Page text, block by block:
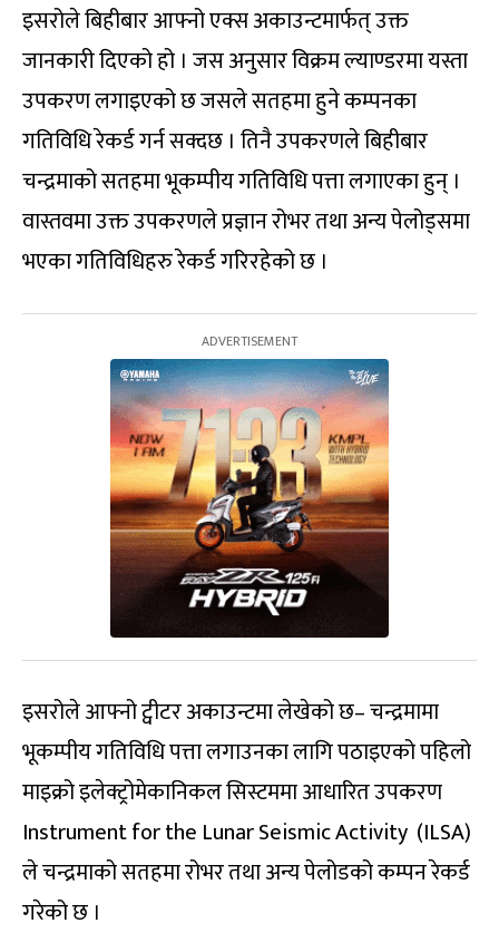
इसरोले बिहीबार आफ्नो एक्स अकाउन्टमार्फत् उक्त
जानकारी दिएको हो । जस अनुसार विक्रम ल्याण्डरमा यस्ता
उपकरण लगाइएको छ जसले सतहमा हुने कम्पनका
गतिविधि रेकर्ड गर्न सक्दछ । तिनै उपकरणले बिहीबार
चन्द्रमाको सतहमा भूकम्पीय गतिविधि पत्ता लगाएका हुन् ।
वास्तवमा उक्त उपकरणले प्रज्ञान रोभर तथा अन्य पेलोड्समा
भएका गतिविधिहरु रेकर्ड गरिरहेको छ ।
इसरोले आफ्नो ट्वीटर अकाउन्टमा लेखेको छ– चन्द्रमामा
भूकम्पीय गतिविधि पत्ता लगाउनका लागि पठाइएको पहिलो
माइक्रो इलेक्ट्रोमेकानिकल सिस्टममा आधारित उपकरण
Instrument for the Lunar Seismic Activity (ILSA)
ले चन्द्रमाको सतहमा रोभर तथा अन्य पेलोडको कम्पन रेकर्ड
गरेको छ ।